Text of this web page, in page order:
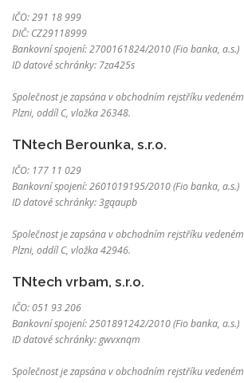
IČO: 291 18 999
DIČ: CZ29118999
Bankovní spojení: 2700161824/2010 (Fio banka, a.s.)
ID datové schránky: 7za425s
Společnost je zapsána v obchodním rejstříku
Plzni, oddíl C, vložka 26348.
TNtech Berounka, s.r.o.
IČO: 177 11 029
Bankovní spojení: 2601019195/2010 (Fio banka, a.s.)
ID datové schránky: 3gqaupb
Společnost je zapsána v obchodním rejstříku
Plzni, oddíl C, vložka 42946.
TNtech vrbam, s.r.o.
IČO: 051 93 206
Bankovní spojení: 2501891242/2010 (Fio banka, a.s.)
ID datové schránky: gwvxnqm
Společnost je zapsána v obchodním rejstříku